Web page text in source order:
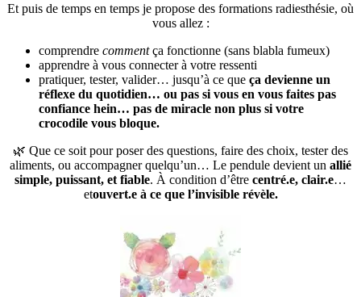
Et puis de temps en temps je propose des formations radiesthésie, où
vous allez :
comprendre commentça fonctionne (sans blabla fumeux)
apprendre à vous connecter à votre ressenti
pratiquer, tester, valider… jusqu’à ce que ça devienne un
réflexe du quotidien… ou pas si vous en vous faites pas
confiance hein… pas de miracle non plus si votre
crocodile vous bloque.
🌿 Que ce soit pour poser des questions, faire des choix, tester des
aliments, ou accompagner quelqu’un… Le pendule devient un allié
simple, puissant, et fiable. À condition d’être centré.e, clair.e…
etouvert.e à ce que l’invisible révèle.